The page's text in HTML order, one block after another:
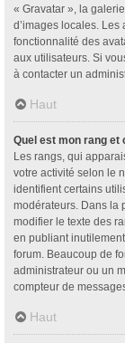
« Gravatar », la
d’images locales.
fonctionnalité des
aux utilisateurs. Si
à contacter un
Haut
Quel est mon rang et
Les rangs, qui
votre activité selon le
identifient certains
modérateurs. Dans la
modifier le texte des
en publiant
forum. Beaucoup de
administrateur ou un
compteur de
Haut